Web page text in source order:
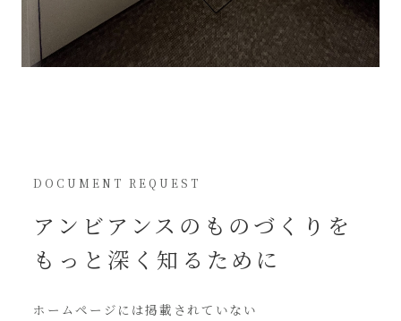
DOCUMENT REQUEST
アンビアンスの ものづくりを
もっと深く知るために
ホームページには掲載されていない